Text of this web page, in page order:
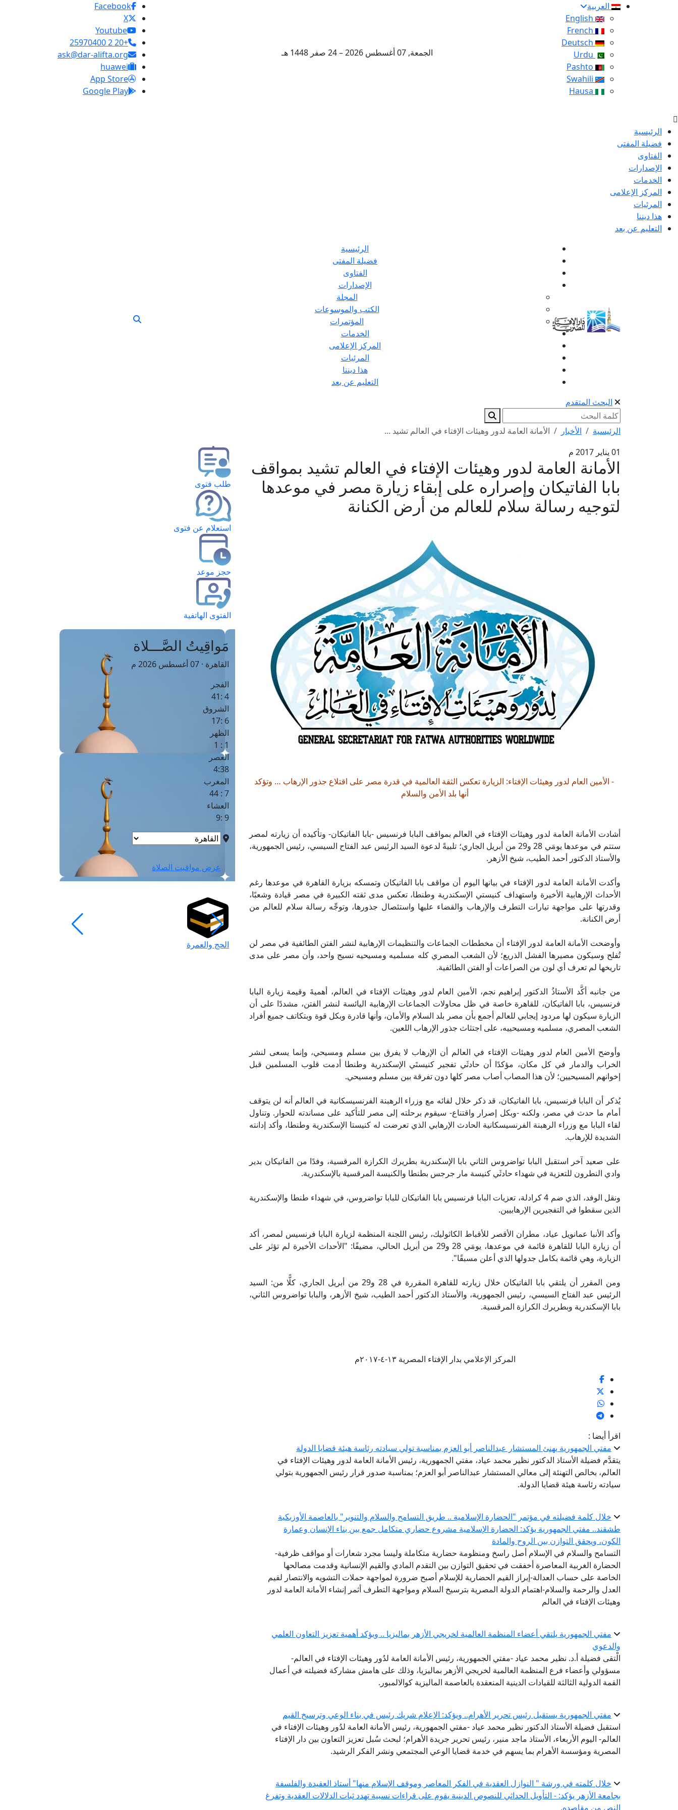
العربية
الجمعة, 07 أغسطس 2026 – 24 صفر 1448 هـ
Facebook
X
Youtube
+20 2 25970400
ask@dar-alifta.org
huawei
App Store
Google Play
الرئيسية
فضيلة المفتى
الفتاوى
الإصدارات
الخدمات
المركز الإعلامى
المرئيات
هذا ديننا
التعليم عن بعد
الرئيسية
فضيلة المفتى
الفتاوى
الإصدارات
المجلة
الكتب والموسوعات
المؤتمرات
الخدمات
المركز الإعلامى
المرئيات
هذا ديننا
التعليم عن بعد
البحث المتقدم
الرئيسية الأخبار
الأمانة العامة لدور وهيئات الإفتاء في العالم تشيد ...
01 يناير 2017 م
الأمانة العامة لدور وهيئات الإفتاء في العالم تشيد بمواقف
بابا الفاتيكان وإصراره على إبقاء زيارة مصر في موعدها
لتوجيه رسالة سلام للعالم من أرض الكنانة
- الأمين العام لدور وهيئات الإفتاء: الزيارة تعكس الثقة العالمية في قدرة مصر على اقتلاع جذور الإرهاب … وتؤكد
أنها بلد الأمن والسلام
أشادت الأمانة العامة لدور وهيئات الإفتاء في العالم بمواقف البابا فرنسيس -بابا الفاتيكان- وتأكيده أن زيارته لمصر
ستتم في موعدها يومَي 28 و29 من أبريل الجاري؛ تلبيةً لدعوة السيد الرئيس عبد الفتاح السيسي، رئيس الجمهورية،
والأستاذ الدكتور أحمد الطيب، شيخ الأزهر.
وأكدت الأمانة العامة لدور الإفتاء في بيانها اليوم أن مواقف بابا الفاتيكان وتمسكه بزيارة القاهرة في موعدها رغم
الأحداث الإرهابية الأخيرة واستهداف كنيستي الإسكندرية وطنطا، تعكس مدى ثقته الكبيرة في مصر قيادة وشعبًا،
وقدرتها على مواجهة تيارات التطرف والإرهاب والقضاء عليها واستئصال جذورها، وتوجِّه رسالة سلام للعالم من
أرض الكنانة.
وأوضحت الأمانة العامة لدور الإفتاء أن مخططات الجماعات والتنظيمات الإرهابية لنشر الفتن الطائفية في مصر لن
تُفلح وسيكون مصيرها الفشل الذريع؛ لأن الشعب المصري كله مسلميه ومسيحيه نسيج واحد، وأن مصر على مدى
تاريخها لم تعرف أي لون من الصراعات أو الفتن الطائفية.
من جانبه أكَّد الأستاذُ الدكتور إبراهيم نجم، الأمين العام لدور وهيئات الإفتاء في العالم، أهميةَ وقيمة زيارة البابا
فرنسيس، بابا الفاتيكان، للقاهرة خاصة في ظل محاولات الجماعات الإرهابية اليائسة لنشر الفتن، مشددًا على أن
الزيارة سيكون لها مردود إيجابي للعالم أجمع بأن مصر بلد السلام والأمان، وأنها قادرة وبكل قوة وبتكاتف جميع أفراد
الشعب المصري، مسلميه ومسيحييه، على اجتثاث جذور الإرهاب اللعين.
وأوضح الأمين العام لدور وهيئات الإفتاء في العالم أن الإرهاب لا يفرق بين مسلم ومسيحي، وإنما يسعى لنشر
الخراب والدمار في كل مكان، مؤكدًا أن حادثَي تفجير كنيستَي الإسكندرية وطنطا أدمت قلوب المسلمين قبل
إخوانهم المسيحيين؛ لأن هذا المصاب أصاب مصر كلها دون تفرقة بين مسلم ومسيحي.
يُذكر أن البابا فرنسيس، بابا الفاتيكان، قد ذكر خلال لقائه مع وزراء الرهبنة الفرنسيسكانية في العالم أنه لن يتوقف
أمام ما حدث في مصر، ولكنه -وبكل إصرار واقتناع- سيقوم برحلته إلى مصر للتأكيد على مساندته للحوار. وتناول
لقاء البابا مع وزراء الرهبنة الفرنسيسكانية الحادث الإرهابي الذي تعرضت له كنيستا الإسكندرية وطنطا، وأكد إدانته
الشديدة للإرهاب.
على صعيد آخر استقبل البابا تواضروس الثاني بابا الإسكندرية بطريرك الكرازة المرقسية، وفدًا من الفاتيكان بدير
وادي النطرون للتعزية في شهداء حادثَي كنيسة مار جرجس بطنطا والكنيسة المرقسية بالإسكندرية.
ونقل الوفد، الذي ضم 4 كرادلة، تعزيات البابا فرنسيس بابا الفاتيكان للبابا تواضروس، في شهداء طنطا والإسكندرية
الذين سقطوا في التفجيرين الإرهابيين.
وأكد الأنبا عمانويل عياد، مطران الأقصر للأقباط الكاثوليك، رئيس اللجنة المنظمة لزيارة البابا فرنسيس لمصر، أكد
أن زيارة البابا للقاهرة قائمة في موعدها، يومَي 28 و29 من أبريل الحالي، مضيفًا: "الأحداث الأخيرة لم تؤثر على
الزيارة، وهي قائمة بكامل جدولها الذي أعلن مسبقًا".
ومن المقرر أن يلتقي بابا الفاتيكان خلال زيارته للقاهرة المقررة في 28 و29 من أبريل الجاري، كلًّا من: السيد
الرئيس عبد الفتاح السيسي، رئيس الجمهورية، والأستاذ الدكتور أحمد الطيب، شيخ الأزهر، والبابا تواضروس الثاني،
بابا الإسكندرية وبطريرك الكرازة المرقسية.
المركز الإعلامي بدار الإفتاء المصرية ١٣-٤-٢٠١٧م
اقرأ أيضا :
مفتي الجمهورية يهنئ المستشار عبدالناصر أبو العزم بمناسبة تولي سيادته رئاسة هيئة قضايا الدولة
يتقدَّم فضيلة الأستاذ الدكتور نظير محمد عياد، مفتي الجمهورية، رئيس الأمانة العامة لدور وهيئات الإفتاء في
العالم، بخالص التهنئة إلى معالي المستشار عبدالناصر أبو العزم؛ بمناسبة صدور قرار رئيس الجمهورية بتولي
سيادته رئاسة هيئة قضايا الدولة.
خلال كلمة فضيلته في مؤتمر "الحضارة الإسلامية .. طريق التسامح والسلام والتنوير" بالعاصمة الأوزبكية
طشقند.. مفتي الجمهورية يؤكد: الحضارة الإسلامية مشروع حضاري متكامل جمع بين بناء الإنسان وعمارة
الكون، ويحقق التوازن بين الروح والمادة
التسامح والسلام في الإسلام أصل راسخ ومنظومة حضارية متكاملة وليسا مجرد شعارات أو مواقف ظرفية-
الحضارة الغربية المعاصرة أخفقت في تحقيق التوازن بين التقدم المادي والقيم الإنسانية وقدمت مصالحها
الخاصة على حساب العدالة-إبراز القيم الحضارية للإسلام أصبح ضرورة لمواجهة حملات التشويه والانتصار لقيم
العدل والرحمة والسلام-اهتمام الدولة المصرية بترسيخ السلام ومواجهة التطرف أثمر إنشاء الأمانة العامة لدور
وهيئات الإفتاء في العالم
مفتي الجمهورية يلتقي أعضاء المنظمة العالمية لخريجي الأزهر بماليزيا .. ويؤكد أهمية تعزيز التعاون العلمي
والدعوي
الْتقى فضيلة أ.د. نظير محمد عياد -مفتي الجمهورية، رئيس الأمانة العامة لدُور وهيئات الإفتاء في العالم-
مسؤولي وأعضاء فرع المنظمة العالمية لخريجي الأزهر بماليزيا، وذلك على هامش مشاركة فضيلته في أعمال
القمة الدولية الثالثة للقيادات الدينية المنعقدة بالعاصمة الماليزية كوالالمبور.
مفتي الجمهورية يستقبل رئيس تحرير الأهرام.. ويؤكد: الإعلام شريك رئيس في بناء الوعي وترسيخ القيم
استقبل فضيلة الأستاذ الدكتور نظير محمد عياد -مفتي الجمهورية، رئيس الأمانة العامة لدُور وهيئات الإفتاء في
العالم- اليوم الأربعاء، الأستاذ ماجد منير، رئيس تحرير جريدة الأهرام؛ لبحث سُبل تعزيز التعاون بين دار الإفتاء
المصرية ومؤسسة الأهرام بما يسهم في خدمة قضايا الوعي المجتمعي ونشر الفكر الرشيد.
خلال كلمته في ورشة " النوازل العقدية في الفكر المعاصر وموقف الإسلام منها" أستاذ العقيدة والفلسفة
بجامعة الأزهر يؤكد: - التأويل الحداثي للنصوص الدينية يقوم على قراءات نسبية تهدد ثبات الدلالات العقدية وتفرغ
النص من مقاصده.
طلب فتوى
استعلام عن فتوى
حجز موعد
الفتوى الهاتفية
مَواقِيتُ الصَّـــلاة
القاهرة · 07 أغسطس 2026 م
الفجر
4 :41
الشروق
6 :17
الظهر
1 : 1
العصر
4:38
المغرب
7 : 44
العشاء
9 :9
عرض مواقيت الصلاة
الحج والعمرة